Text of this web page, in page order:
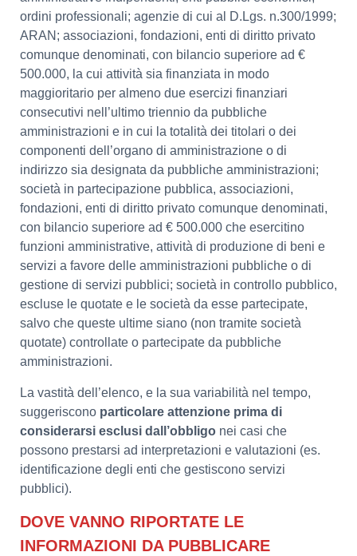
ordini professionali; agenzie di cui al D.Lgs. n.300/1999;
ARAN; associazioni, fondazioni, enti di diritto privato
comunque denominati, con bilancio superiore ad €
500.000, la cui attività sia finanziata in modo
maggioritario per almeno due esercizi finanziari
consecutivi nell’ultimo triennio da pubbliche
amministrazioni e in cui la totalità dei titolari o dei
componenti dell’organo di amministrazione o di
indirizzo sia designata da pubbliche amministrazioni;
società in partecipazione pubblica, associazioni,
fondazioni, enti di diritto privato comunque denominati,
con bilancio superiore ad € 500.000 che esercitino
funzioni amministrative, attività di produzione di beni e
servizi a favore delle amministrazioni pubbliche o di
gestione di servizi pubblici; società in controllo pubblico,
escluse le quotate e le società da esse partecipate,
salvo che queste ultime siano (non tramite società
quotate) controllate o partecipate da pubbliche
amministrazioni.
La vastità dell’elenco, e la sua variabilità nel tempo,
suggeriscono particolare attenzione prima di
considerarsi esclusi dall’obbligo nei casi che
possono prestarsi ad interpretazioni e valutazioni (es.
identificazione degli enti che gestiscono servizi
pubblici).
DOVE VANNO RIPORTATE LE
INFORMAZIONI DA PUBBLICARE